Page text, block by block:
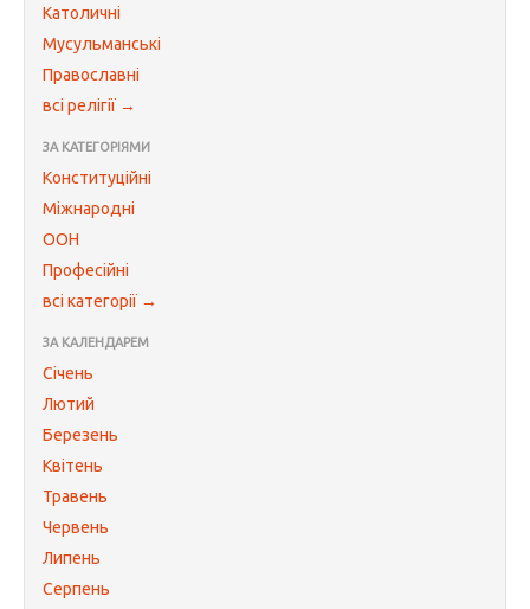
Католичні
Мусульманські
Православні
всі релігії →
ЗА КАТЕГОРІЯМИ
Конституційні
Міжнародні
ООН
Професійні
всі категорії →
ЗА КАЛЕНДАРЕМ
Січень
Лютий
Березень
Квітень
Травень
Червень
Липень
Серпень